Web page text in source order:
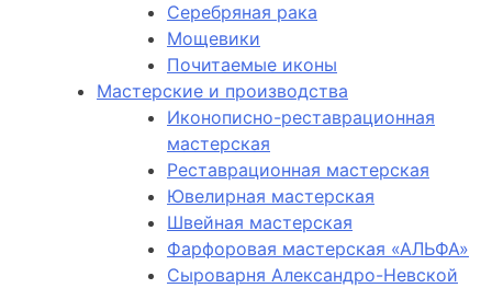
Серебряная рака
Мощевики
Почитаемые иконы
Мастерские и производства
Иконописно-реставрационная
мастерская
Реставрационная мастерская
Ювелирная мастерская
Швейная мастерская
Фарфоровая мастерская «АЛЬФА»
Сыроварня Александро-Невской